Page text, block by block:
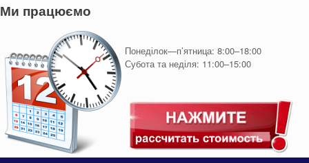
Ми працюємо
Понеділок—п’ятница: 8:00–18:00
Субота та неділя: 11:00–15:00